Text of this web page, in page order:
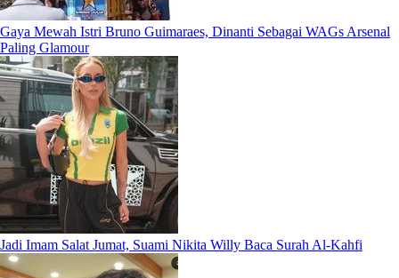
Gaya Mewah Istri Bruno Guimaraes, Dinanti Sebagai WAGs Arsenal
Paling Glamour
Jadi Imam Salat Jumat, Suami Nikita Willy Baca Surah Al-Kahfi